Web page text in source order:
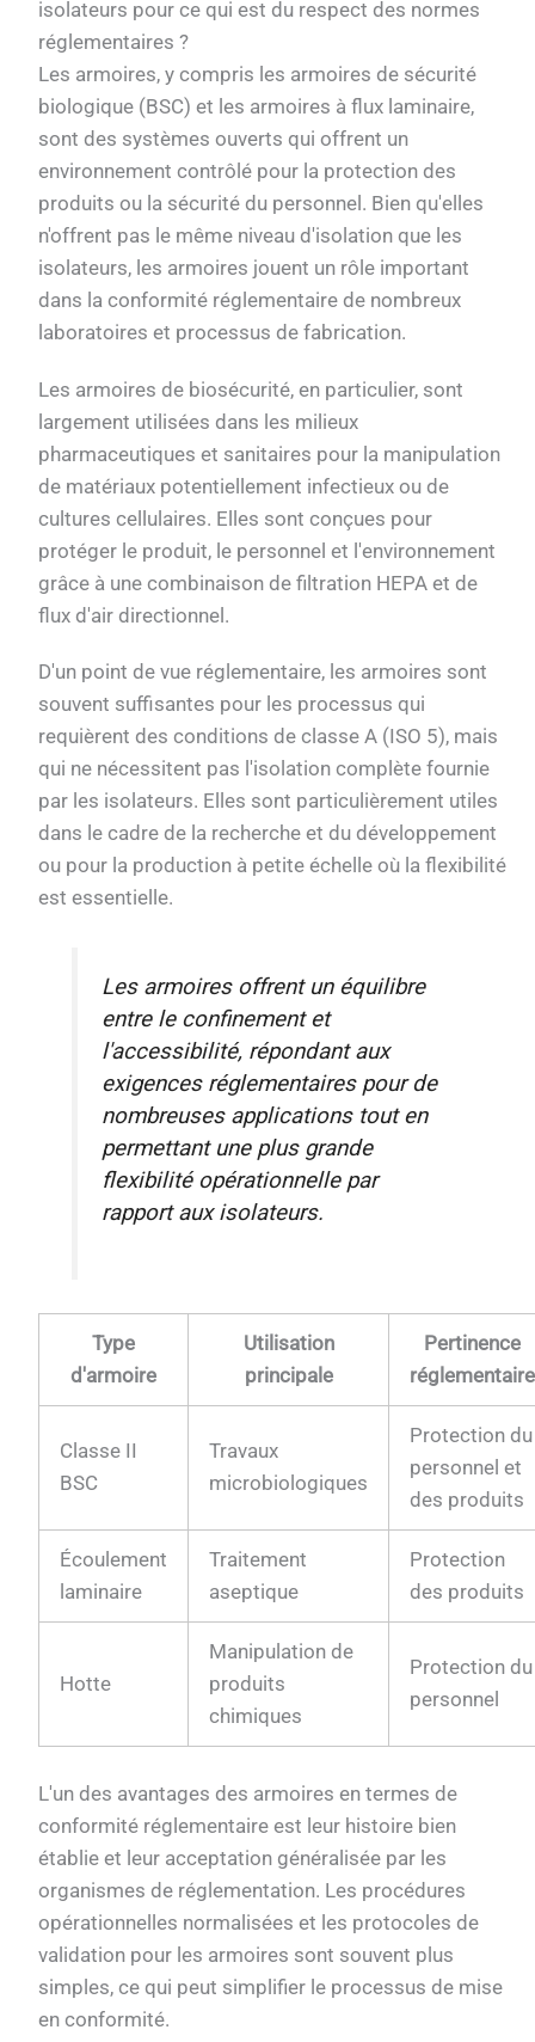
isolateurs pour ce qui est du respect des normes
réglementaires ?
Les armoires, y compris les armoires de sécurité
biologique (BSC) et les armoires à flux laminaire,
sont des systèmes ouverts qui offrent un
environnement contrôlé pour la protection des
produits ou la sécurité du personnel. Bien qu'elles
n'offrent pas le même niveau d'isolation que les
isolateurs, les armoires jouent un rôle important
dans la conformité réglementaire de nombreux
laboratoires et processus de fabrication.
Les armoires de biosécurité, en particulier, sont
largement utilisées dans les milieux
pharmaceutiques et sanitaires pour la manipulation
de matériaux potentiellement infectieux ou de
cultures cellulaires. Elles sont conçues pour
protéger le produit, le personnel et l'environnement
grâce à une combinaison de filtration HEPA et de
flux d'air directionnel.
D'un point de vue réglementaire, les armoires sont
souvent suffisantes pour les processus qui
requièrent des conditions de classe A (ISO 5), mais
qui ne nécessitent pas l'isolation complète fournie
par les isolateurs. Elles sont particulièrement utiles
dans le cadre de la recherche et du développement
ou pour la production à petite échelle où la flexibilité
est essentielle.
Les armoires offrent un équilibre
entre le confinement et
l'accessibilité, répondant aux
exigences réglementaires pour de
nombreuses applications tout en
permettant une plus grande
flexibilité opérationnelle par
rapport aux isolateurs.
Type
d'armoire
Utilisation
principale
Pertinence
réglementaire
Classe II
BSC
Travaux
microbiologiques
Protection du
personnel et
des produits
Écoulement
laminaire
Traitement
aseptique
Protection
des produits
Hotte
Manipulation de
produits
chimiques
Protection du
personnel
L'un des avantages des armoires en termes de
conformité réglementaire est leur histoire bien
établie et leur acceptation généralisée par les
organismes de réglementation. Les procédures
opérationnelles normalisées et les protocoles de
validation pour les armoires sont souvent plus
simples, ce qui peut simplifier le processus de mise
en conformité.